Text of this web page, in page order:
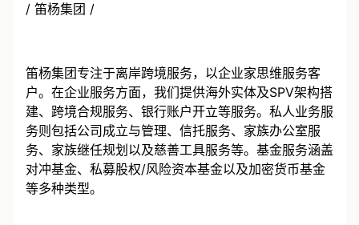
/ 笛杨集团 /
笛杨集团专注于离岸跨境服务，以企业家思维服务客
户。在企业服务方面，我们提供海外实体及SPV架构搭
建、跨境合规服务、银行账户开立等服务。私人业务服
务则包括公司成立与管理、信托服务、家族办公室服
务、家族继任规划以及慈善工具服务等。基金服务涵盖
对冲基金、私募股权/风险资本基金以及加密货币基金
等多种类型。